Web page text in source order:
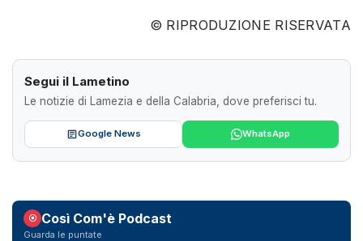
© RIPRODUZIONE RISERVATA
Segui il Lametino
Le notizie di Lamezia e della Calabria, dove preferisci tu.
Google News WhatsApp
Così Com'è Podcast
Guarda le puntate